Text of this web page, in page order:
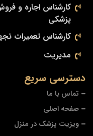
دسترسی سریع
تماس با ما
صفحه اصلی
ویزیت پزشک در منزل
کارشناس اجاره و
پزشکی
کارشناس تعمیرات
مدیریت